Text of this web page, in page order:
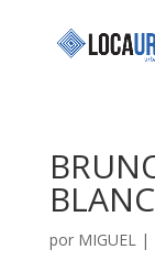
por MIGUEL|